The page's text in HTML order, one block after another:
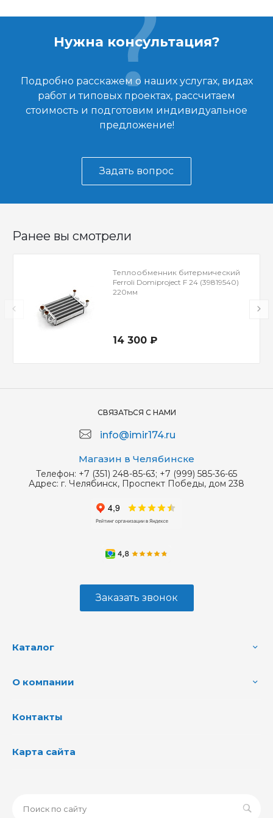
Нужна консультация?
Подробно расскажем о наших услугах, видах
работ и типовых проектах, рассчитаем
стоимость и подготовим индивидуальное
предложение!
Задать вопрос
Ранее вы смотрели
Теплообменник битермический
Ferroli Domiproject F 24 (39819540)
220мм
14 300 ₽
СВЯЗАТЬСЯ С НАМИ
info@imir174.ru
Магазин в Челябинске
Телефон: +7 (351) 248-85-63; +7 (999) 585-36-65
Адрес: г. Челябинск, Проспект Победы, дом 238
Заказать звонок
Каталог
О компании
Контакты
Карта сайта